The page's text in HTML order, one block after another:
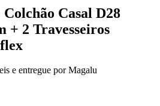
Casal D28
+ 2 Travesseiros
e entregue por Magalu